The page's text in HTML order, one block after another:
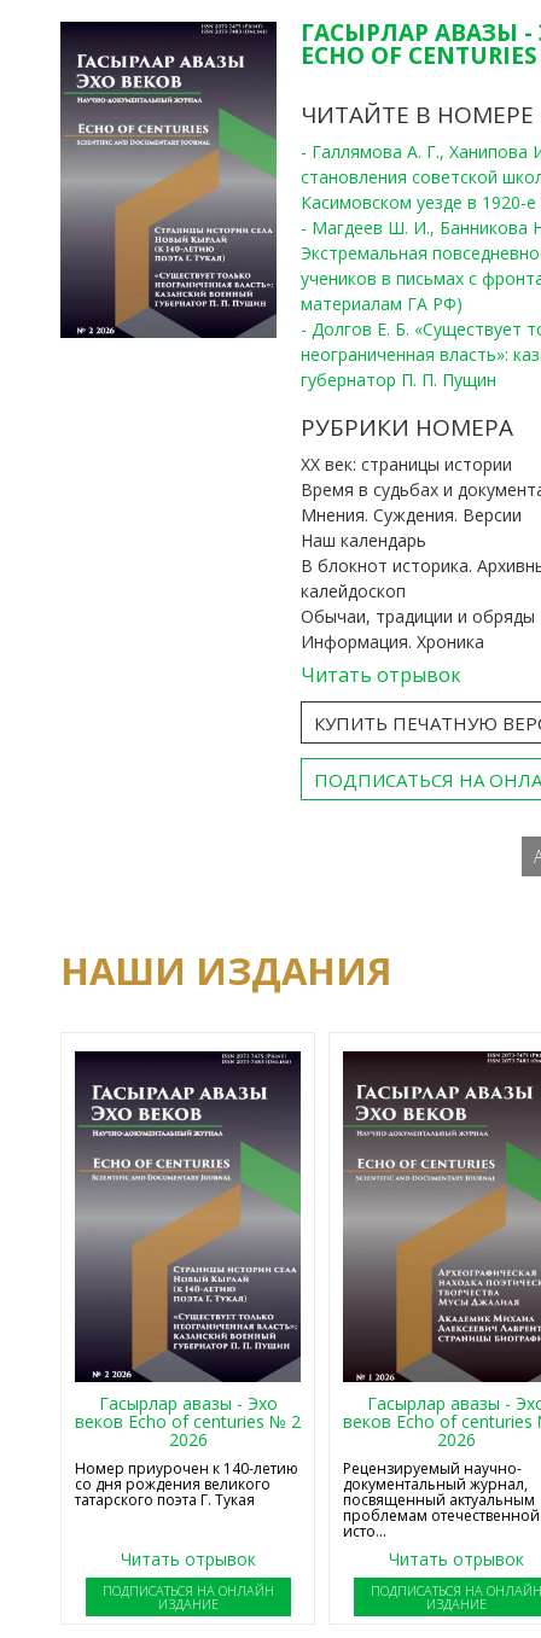
ГАСЫРЛАР АВАЗЫ -
ECHO OF
ЧИТАЙТЕ В НОМЕРЕ
- Галлямова А. Г.,
становления советской
Касимовском уезде в 1920-е
- Магдеев Ш. И., Банникова
Экстремальная
учеников в письмах с
материалам ГА РФ)
- Долгов Е. Б. «Существует
неограниченная власть»:
губернатор П. П. Пущин
РУБРИКИ НОМЕРА
ХХ век: страницы истории
Время в судьбах и
Мнения. Суждения. Версии
Наш календарь
В блокнот историка.
калейдоскоп
Обычаи, традиции и обряды
Информация. Хроника
Читать отрывок
КУПИТЬ ПЕЧАТНУЮ
ПОДПИСАТЬСЯ НА
НАШИ ИЗДАНИЯ
Гасырлар авазы - Эхо
веков Echo of centuries № 2
2026
Номер приурочен к 140-летию
со дня рождения великого
татарского поэта Г. Тукая
Читать отрывок
ПОДПИСАТЬСЯ НА ОНЛАЙН
ИЗДАНИЕ
Гасырлар авазы -
веков Echo of
2026
Рецензируемый научно-
документальный журнал,
посвященный актуальным
проблемам отечественной
исто...
Читать отрывок
ПОДПИСАТЬСЯ НА
ИЗДАНИЕ